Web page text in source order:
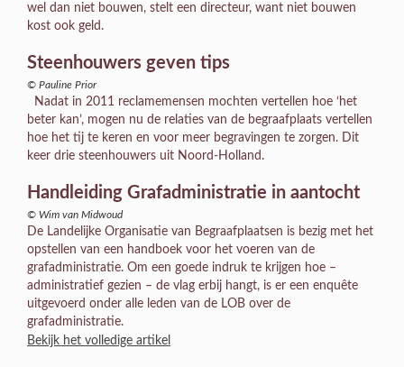
wel dan niet bouwen, stelt een directeur, want niet bouwen
kost ook geld.
Steenhouwers geven tips
© Pauline Prior
Nadat in 2011 reclamemensen mochten vertellen hoe ‘het
beter kan’, mogen nu de relaties van de begraafplaats vertellen
hoe het tij te keren en voor meer begravingen te zorgen. Dit
keer drie steenhouwers uit Noord-Holland.
Handleiding Grafadministratie in aantocht
© Wim van Midwoud
De Landelijke Organisatie van Begraafplaatsen is bezig met het
opstellen van een handboek voor het voeren van de
grafadministratie. Om een goede indruk te krijgen hoe –
administratief gezien – de vlag erbij hangt, is er een enquête
uitgevoerd onder alle leden van de LOB over de
grafadministratie.
Bekijk het volledige artikel